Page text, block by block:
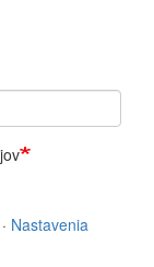
· Nastavenia